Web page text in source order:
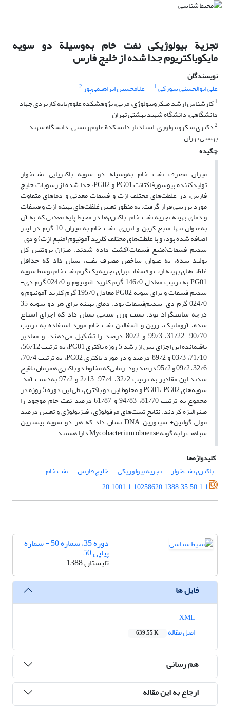
تجزیة بیولوژیکی نفت خام به‌وسیلة دو سویه
مایکوباکتریوم جدا شده از خلیج فارس
نویسندگان
علی ابوالحسنی سورکی1 غلامحسین ابراهیمی‌پور2
1کارشناس ارشد میکروبیولوژی، مربی، پژوهشکده علوم پایه کاربردی جهاد
دانشگاهی، دانشگاه شهید بهشتی تهران
2دکتری میکروبیولوژی، استادیار دانشکدة علوم زیستی، دانشگاه شهید
بهشتی تهران
چکیده
میزان مصرف نفت خام به‌وسیلة دو سویه باکتریایی نفت‌خوار
تولید‌کنندة بیوسورفاکتانت PG01 و PG02، جدا شده از رسوبات خلیج
فارس، در غلظت‌های مختلف ازت و فسفات معدنی و دما‌های متفاوت
مورد بررسی قرار گرفت. به منظور تعیین غلظت‌های بهینه ازت و فسفات
و دمای بهینه تجزیة نفت خام، باکتری‌ها در محیط پایه معدنی که به آن
به‌عنوان تنها منبع کربن و انرژی، نفت خام به میزان 10 گرم در لیتر
اضافه شده بود، و با غلظت‌های مختلف کلرید آمونیوم (منبع ازت) و دی-
سدیم فسفات(منبع فسفات)کشت داده شدند. میزان پروتئین کل
تولید شده، به عنوان شاخص مصرف نفت، نشان داد که حداقل
غلظت‌های بهینه ازت و فسفات برای تجزیه یک گرم نفت خام توسط سویه
PG01 به ترتیب معادل 146/0 گرم کلرید آمونیوم و 024/0 گرم دی-
سدیم فسفات و برای سویه PG02 معادل 195/0 گرم کلرید آمونیوم و
024/0 گرم دی-سدیم‌فسفات بود. دمای بهینه برای هر دو سویه 35
درجه سانتیگراد بود. تست وزن سنجی نشان داد که اجزای اشباع
شده، آروماتیک، رزین و آسفالتن نفت خام مورد استفاده به ترتیب
90/70، 31/22، 99/3 و 80/2 درصد را تشکیل می‌دهند، و مقادیر
باقیمانده این اجزای پس از رشد 5 روزه باکتری PG01، به ترتیب 56/12،
71/10، 03/3 و 89/2 درصد و در مورد باکتری PG02، به ترتیب 70/4،
32/6، 09/2 و 95/2 درصد بود. زمانی‌که مخلوط دو باکتری همزمان تلقیح
شدند این مقادیر به‌ ترتیب 32/2، 97/4، 2/13 و 97/2 به‌دست آمد.
سویه‌های PG01، PG02 و مخلوط این دو باکتری، طی این دورة 5 روزه در
مجموع به ترتیب 81/70، 94/83 و 61/87 درصد نفت خام موجود را
مینرالیزه کردند. نتایج تست‌های مرفولوژی، فیزیولوژی و تعیین درصد
مولی گوانین+ سیتوزین DNA نشان داد که هر دو سویه بیشترین
شباهت را به گونه Mycobacterium obuense دارا هستند.
کلیدواژه‌ها
باکتری نفت‌خوار
تجزیه بیولوژیکی خلیج فارس
نفت خام
20.1001.1.10258620.1388.35.50.1.1
دوره 35، شماره 50 - شماره
پیاپی 50
تابستان 1388
فایل ها
اصل مقاله
639.55 K
هم رسانی
ارجاع به این مقاله